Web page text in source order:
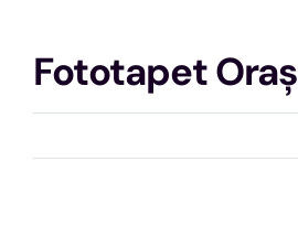
Fototapet Oraș